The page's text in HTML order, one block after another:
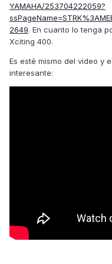
YAMAHA/253704222059?
2649. En cuanto lo tenga
Xciting 400.
Es esté mismo del video y
interesante: